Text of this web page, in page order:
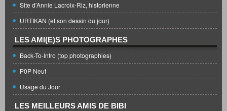
Site d'Annie Lacroix-Riz, historienne
URTIKAN (et son dessin du jour)
LES AMI(E)S PHOTOGRAPHES
Back-To-Intro (top photographies)
P0P Neuf
Usage du Jour
LES MEILLEURS AMIS DE BIBI